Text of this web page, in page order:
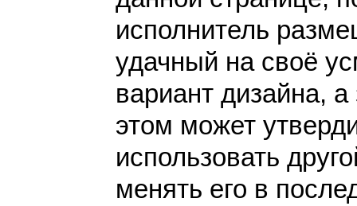
исполнитель
удачный на своё
вариант дизайна, а
этом может
использовать
менять его в